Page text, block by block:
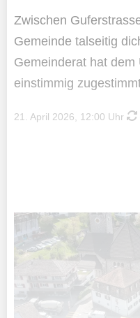
Zwischen
Gemeinde talseitig
Gemeinderat hat dem
einstimmig
21. April 2026, 12:00 Uhr